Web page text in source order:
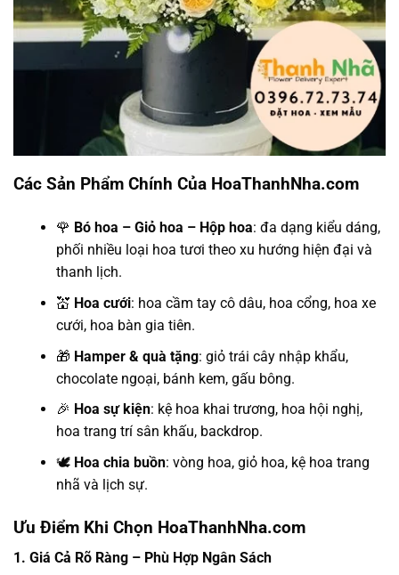
Các Sản Phẩm Chính Của HoaThanhNha.com
🌹 Bó hoa – Giỏ hoa – Hộp hoa: đa dạng kiểu dáng,
phối nhiều loại hoa tươi theo xu hướng hiện đại và
thanh lịch.
💒 Hoa cưới: hoa cầm tay cô dâu, hoa cổng, hoa xe
cưới, hoa bàn gia tiên.
🎁 Hamper & quà tặng: giỏ trái cây nhập khẩu,
chocolate ngoại, bánh kem, gấu bông.
🎉 Hoa sự kiện: kệ hoa khai trương, hoa hội nghị,
hoa trang trí sân khấu, backdrop.
🕊️ Hoa chia buồn: vòng hoa, giỏ hoa, kệ hoa trang
nhã và lịch sự.
Ưu Điểm Khi Chọn HoaThanhNha.com
1. Giá Cả Rõ Ràng – Phù Hợp Ngân Sách